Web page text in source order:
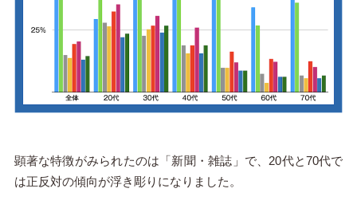
顕著な特徴がみられたのは「新聞・雑誌」で、20代と70代で
は正反対の傾向が浮き彫りになりました。